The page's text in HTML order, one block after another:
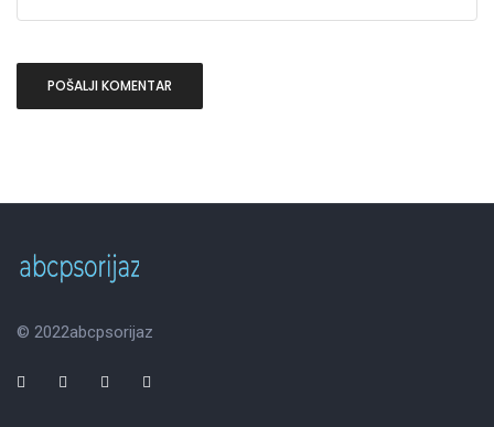
© 2022abcpsorijaz